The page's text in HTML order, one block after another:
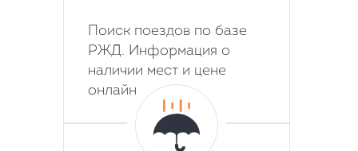
Поиск поездов по базе
РЖД. Информация о
наличии мест и цене
онлайн